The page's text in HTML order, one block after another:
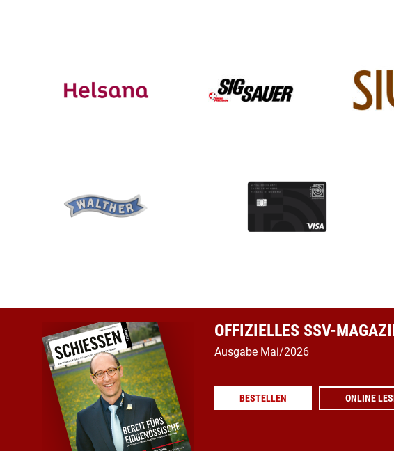
OFFIZIELLES SSV-
Ausgabe Mai/2026
BESTELLEN ONLINE